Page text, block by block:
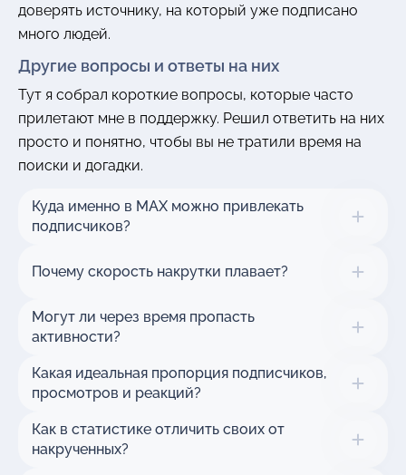
доверять источнику, на который уже подписано
много людей.
Другие вопросы и ответы на них
Тут я собрал короткие вопросы, которые часто
прилетают мне в поддержку. Решил ответить на них
просто и понятно, чтобы вы не тратили время на
поиски и догадки.
Куда именно в MAX можно привлекать
подписчиков?
Почему скорость накрутки плавает?
Могут ли через время пропасть
активности?
Какая идеальная пропорция подписчиков,
просмотров и реакций?
Как в статистике отличить своих от
накрученных?